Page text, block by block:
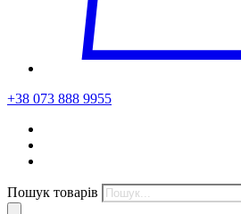
+38 073 888 9955
Пошук товарів